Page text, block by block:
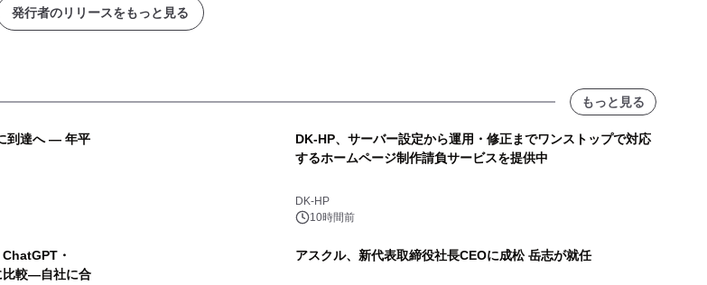
発行者のリリースをもっと見る
もっと見る
到達へ ― 年平
DK-HP、サーバー設定から運用・修正までワンストップで対応
するホームページ制作請負サービスを提供中
DK-HP
10時間前
・
較―自社に合
アスクル、新代表取締役社長CEOに成松 岳志が就任